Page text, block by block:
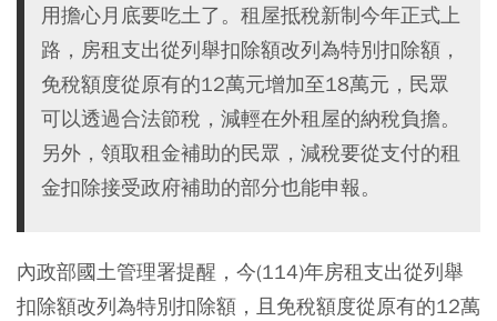
用擔心月底要吃土了。租屋抵稅新制今年正式上
路，房租支出從列舉扣除額改列為特別扣除額，
免稅額度從原有的12萬元增加至18萬元，民眾
可以透過合法節稅，減輕在外租屋的納稅負擔。
另外，領取租金補助的民眾，減稅要從支付的租
金扣除接受政府補助的部分也能申報。
內政部國土管理署提醒，今(114)年房租支出從列舉
扣除額改列為特別扣除額，且免稅額度從原有的12萬